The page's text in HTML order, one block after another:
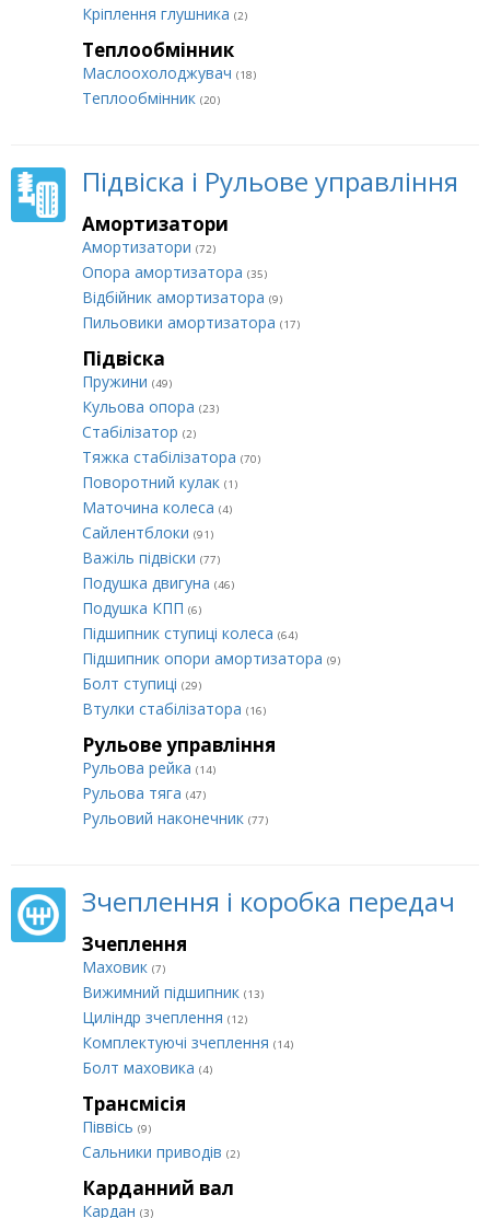
Кріплення глушника (2)
Теплообмінник
Маслоохолоджувач (18)
Теплообмінник (20)
Підвіска і Рульове управління
Амортизатори
Амортизатори (72)
Опора амортизатора (35)
Відбійник амортизатора (9)
Пильовики амортизатора (17)
Підвіска
Пружини (49)
Кульова опора (23)
Стабілізатор (2)
Тяжка стабілізатора (70)
Поворотний кулак (1)
Маточина колеса (4)
Сайлентблоки (91)
Важіль підвіски (77)
Подушка двигуна (46)
Подушка КПП (6)
Підшипник ступиці колеса (64)
Підшипник опори амортизатора (9)
Болт ступиці (29)
Втулки стабілізатора (16)
Рульове управління
Рульова рейка (14)
Рульова тяга (47)
Рульовий наконечник (77)
Зчеплення і коробка передач
Зчеплення
Маховик (7)
Вижимний підшипник (13)
Циліндр зчеплення (12)
Комплектуючі зчеплення (14)
Болт маховика (4)
Трансмісія
Піввісь (9)
Сальники приводів (2)
Карданний вал
Кардан (3)